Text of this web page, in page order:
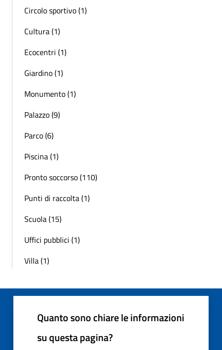
Circolo sportivo (1)
Cultura (1)
Ecocentri (1)
Giardino (1)
Monumento (1)
Palazzo (9)
Parco (6)
Piscina (1)
Pronto soccorso (110)
Punti di raccolta (1)
Scuola (15)
Uffici pubblici (1)
Villa (1)
Quanto sono chiare le informazioni
su questa pagina?